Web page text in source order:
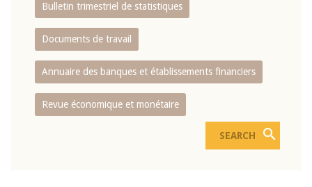
Bulletin trimestriel de statistiques
Documents de travail
Annuaire des banques et établissements financiers
Revue économique et monétaire